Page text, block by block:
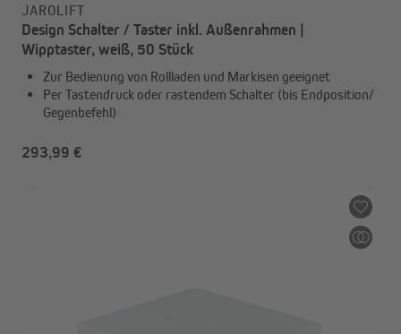
JAROLIFT
Design Schalter / Taster inkl. Außenrahmen |
Wipptaster, weiß, 50 Stück
Zur Bedienung von Rollladen und Markisen geeignet
Per Tastendruck oder rastendem Schalter (bis Endposition/
Gegenbefehl)
293,99 €